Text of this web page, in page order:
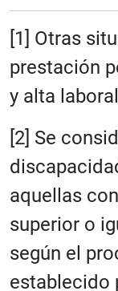
[1] Otras
prestación
y alta
[2] Se
aquellas
superior o
según el
establecido